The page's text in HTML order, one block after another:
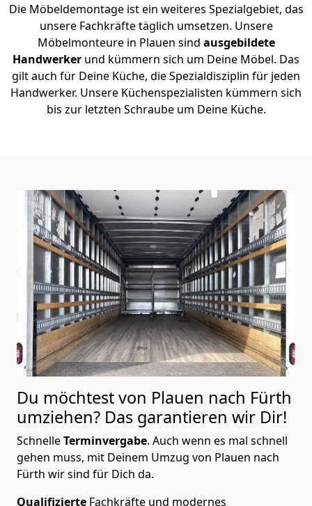
Die Möbeldemontage ist ein weiteres Spezialgebiet, das
unsere Fachkräfte täglich umsetzen. Unsere
Möbelmonteure in Plauen sind ausgebildete
Handwerker und kümmern sich um Deine Möbel. Das
gilt auch für Deine Küche, die Spezialdisziplin für jeden
Handwerker. Unsere Küchenspezialisten kümmern sich
bis zur letzten Schraube um Deine Küche.
Du möchtest von Plauen nach Fürth
umziehen? Das garantieren wir Dir!
SchnelleTerminvergabe. Auch wenn es mal schnell
gehen muss, mit Deinem Umzug von Plauen nach
Fürth wir sind für Dich da.
Qualifizierte Fachkräfte und modernes